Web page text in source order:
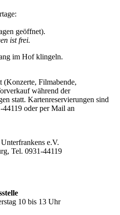
geöffnet).
ist frei.
im Hof klingeln.
(Konzerte, Filmabende,
während der
statt. Kartenreservierungen sind
oder per Mail an
e.V.
Tel. 0931-44119
10 bis 13 Uhr